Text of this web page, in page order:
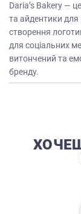
Daria’s Bakery —
та айдентики для
створення
для соціальних
витончений та
бренду.